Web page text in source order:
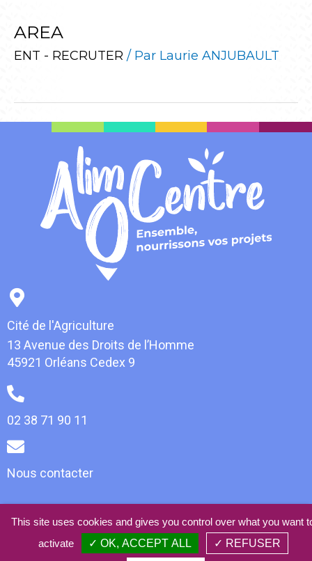
AREA
ENT - RECRUTER / Par Laurie ANJUBAULT
Cité de l'Agriculture
13 Avenue des Droits de l’Homme
45921 Orléans Cedex 9
02 38 71 90 11
Nous contacter
© 2021 AlimOCentre -Mentions légales-Plan du site-
Webdesign • Développement • Référencement :
absolem.com
This site uses cookies and gives you control over what you want
activate
✓ OK, ACCEPT ALL ✓ REFUSER